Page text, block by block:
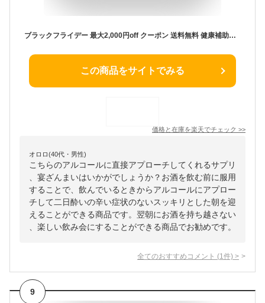
ブラックフライデー 最大2,000円off クーポン 送料無料 健康補助食品 宴ざんまい 約7日分 21粒入 酢酸菌抽出物末 アルコール分解 アルコール脱水素酵素 アセトアルデヒド脱水素酵素 忘新年会 サプリ 忘年会 新年会 呑み会 二日酔い 三日酔い むかい酒 大量 飲酒
この商品をサイトでみる
価格と在庫を楽天でチェック >>
オロロ(40代・男性)
こちらのアルコールに直接アプローチしてくれるサプリ
、宴ざんまいはいかがでしょうか？お酒を飲む前に服用
することで、飲んでいるときからアルコールにアプロー
チして二日酔いの辛い症状のないスッキリとした朝を迎
えることができる商品です。翌朝にお酒を持ち越さない
、楽しい飲み会にすることができる商品でお勧めです。
全てのおすすめコメント (1 件) >
9